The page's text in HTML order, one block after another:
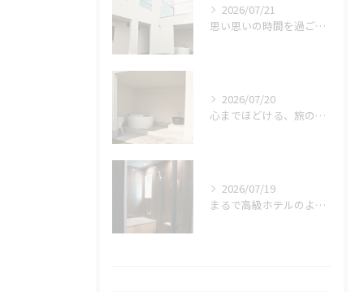
2026/07/21
思い思いの時間を過ごせる場所。広い庭だからこそ生まれる、心地よいひととき
2026/07/20
心までほどける、旅の締めくくり。広々ジャグジーで味わう、ゆったりとしたリラックスタイム
2026/07/19
まるで高級ホテルのような非日常。ガラス張りのバスルームで味わう贅沢なひととき